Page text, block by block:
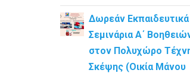
Δωρεάν Εκπαιδευτικά
Σεμινάρια Α΄
στον Πολυχώρο
Σκέψης (Οικία Μάνου